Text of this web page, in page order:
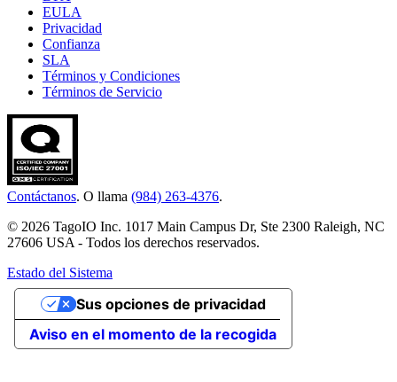
EULA
Privacidad
Confianza
SLA
Términos y Condiciones
Términos de Servicio
Contáctanos. O llama (984) 263-4376.
© 2026 TagoIO Inc. 1017 Main Campus Dr, Ste 2300 Raleigh, NC
27606 USA - Todos los derechos reservados.
Estado del Sistema
Aviso en el momento de la recogida
Sus opciones de privacidad